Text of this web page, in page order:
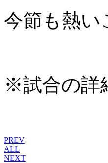
今節も熱い
※試合の
PREV
ALL
NEXT